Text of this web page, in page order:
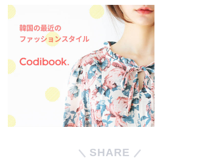
SHARE